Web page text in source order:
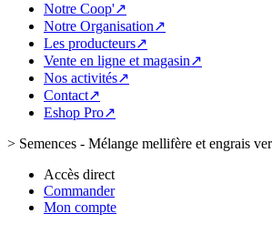
Notre Coop'↗
Notre Organisation↗
Les producteurs↗
Vente en ligne et magasin↗
Nos activités↗
Contact↗
Eshop Pro↗
> Semences - Mélange mellifère et engrais
Accès direct
Commander
Mon compte